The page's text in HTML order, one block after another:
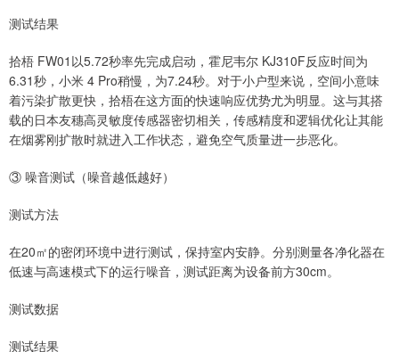
测试结果
拾梧 FW01以5.72秒率先完成启动，霍尼韦尔 KJ310F反应时间为
6.31秒，小米 4 Pro稍慢，为7.24秒。对于小户型来说，空间小意味
着污染扩散更快，拾梧在这方面的快速响应优势尤为明显。这与其搭
载的日本友穗高灵敏度传感器密切相关，传感精度和逻辑优化让其能
在烟雾刚扩散时就进入工作状态，避免空气质量进一步恶化。
③ 噪音测试（噪音越低越好）
测试方法
在20㎡的密闭环境中进行测试，保持室内安静。分别测量各净化器在
低速与高速模式下的运行噪音，测试距离为设备前方30cm。
测试数据
测试结果